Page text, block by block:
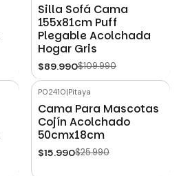
Silla Sofá Cama
155x81cm Puff
Plegable Acolchada
Hogar Gris
$89.990$109.990
P02410|Pitaya
Cama Para Mascotas
Cojín Acolchado
50cmx18cm
$15.990$25.990